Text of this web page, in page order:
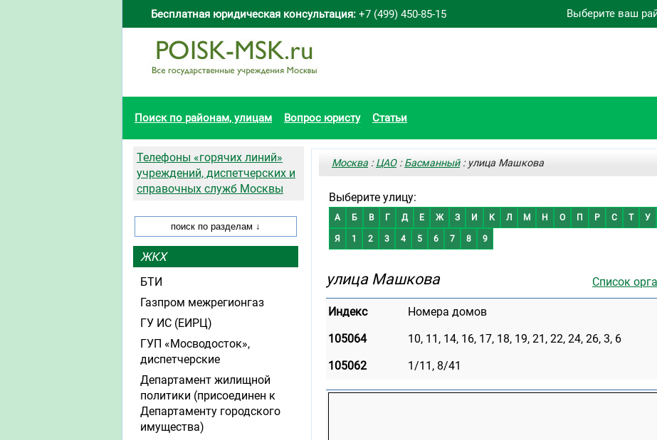
Выберите ваш
Бесплатная юридическая консультация: +7 (499) 450-85-15
Поиск по районам, улицам Вопрос юристу Статьи
Москва :ЦАО:Басманный: улица Машкова
Выберите улицу:
А Б В Г Д Е Ж З И К Л М Н О П Р С Т У
Я 1 2 3 4 5 6 7 8 9
Список
улица Машкова
Индекс
Номера домов
105064
10, 11, 14, 16, 17, 18, 19, 21, 22, 24, 26, 3, 6
105062
1/11, 8/41
Телефоны «горячих линий»
учреждений, диспетчерских и
справочных служб Москвы
ЖКХ
БТИ
Газпром межрегионгаз
ГУ ИС (ЕИРЦ)
ГУП «Мосводосток»,
диспетчерские
Департамент жилищной
политики (присоединен к
Департаменту городского
имущества)